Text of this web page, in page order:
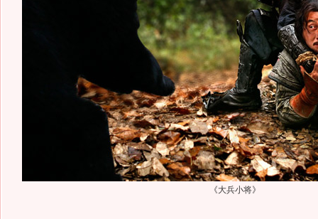
《大兵小将》